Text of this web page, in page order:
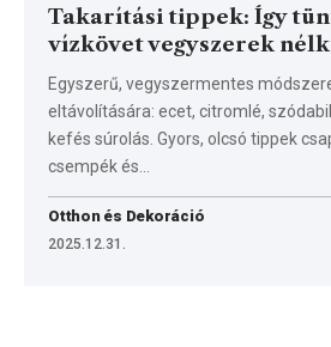
Takarítási tippek: Így
vízkövet vegyszerek
Egyszerű, vegyszermentes
eltávolítására: ecet, citromlé,
kefés súrolás. Gyors, olcsó tippek
csempék és…
Otthon és Dekoráció
2025.12.31.